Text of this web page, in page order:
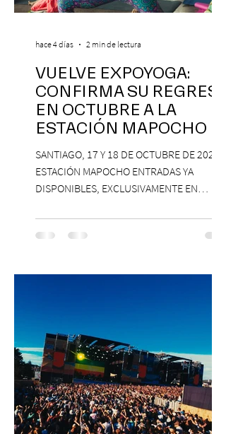
VUELVE EXPOYOGA:
CONFIRMA SU REGRESO
EN OCTUBRE A LA
ESTACIÓN MAPOCHO
SANTIAGO, 17 Y 18 DE OCTUBRE DE 2026,
ESTACIÓN MAPOCHO ENTRADAS YA
DISPONIBLES, EXCLUSIVAMENTE EN
con una edición renovada que reunirá
yoga, bienestar y vida consciente, con la
Antonella Orsini, Yoga Woman y más
Centro Cultural Estación Mapocho, espacio
que albergará durante dos jornadas una
pro
hace 4 días 2 min de lectura